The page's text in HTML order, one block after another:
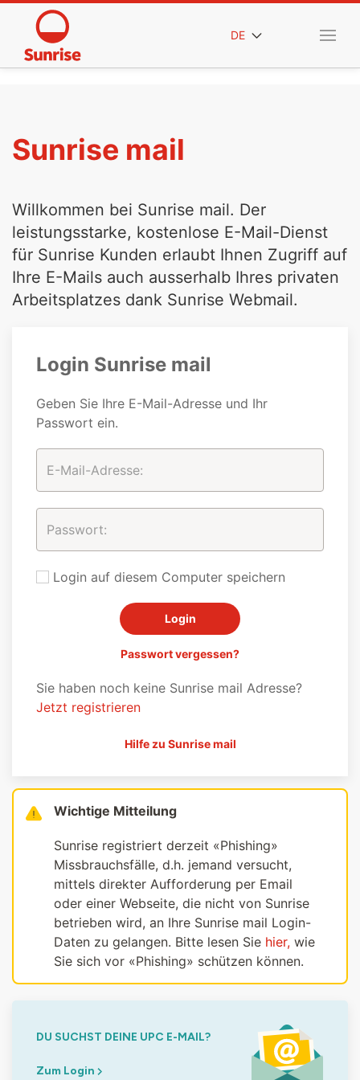
DE
Sunrise mail
Willkommen bei Sunrise mail. Der
leistungsstarke, kostenlose E-Mail-Dienst
für Sunrise Kunden erlaubt Ihnen Zugriff auf
Ihre E-Mails auch ausserhalb Ihres privaten
Arbeitsplatzes dank Sunrise Webmail.
Login Sunrise mail
Geben Sie Ihre E-Mail-Adresse und Ihr
Passwort ein.
Login auf diesem Computer speichern
Passwort vergessen?
Sie haben noch keine Sunrise mail Adresse?
Jetzt registrieren
Hilfe zu Sunrise mail
Wichtige Mitteilung
Sunrise registriert derzeit «Phishing»
Missbrauchsfälle, d.h. jemand versucht,
mittels direkter Aufforderung per Email
oder einer Webseite, die nicht von Sunrise
betrieben wird, an Ihre Sunrise mail Login-
Daten zu gelangen. Bitte lesen Sie hier, wie
Sie sich vor «Phishing» schützen können.
DU SUCHST DEINE UPC E-MAIL?
Zum Login